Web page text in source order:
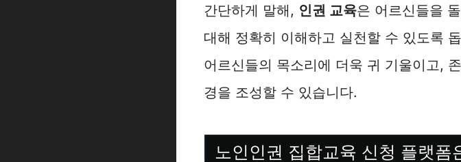
간단하게 말해, 인권 교육은 어르신들을
대해 정확히 이해하고 실천할 수 있도록
어르신들의 목소리에 더욱 귀 기울이고,
경을 조성할 수 있습니다.
노인인권 집합교육 신청 플랫폼